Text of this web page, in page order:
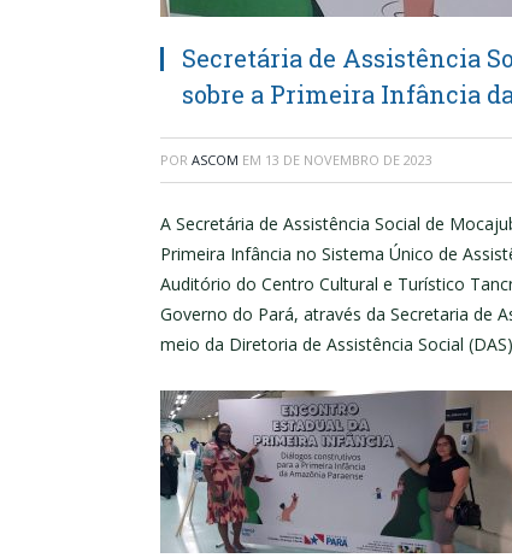
Secretária de Assistência
sobre a Primeira Infância
POR ASCOM EM 13 DE NOVEMBRO DE 2023
A Secretária de Assistência Social de
Primeira Infância no Sistema Único de
Auditório do Centro Cultural e Turístico
Governo do Pará, através da Secretaria de
meio da Diretoria de Assistência Social